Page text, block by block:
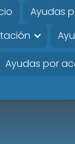
Ayudas
Ayudas por